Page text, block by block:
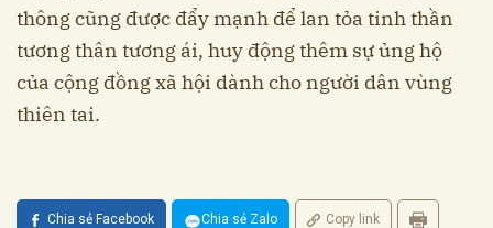
thông cũng được đẩy mạnh để lan tỏa tinh thần
tương thân tương ái, huy động thêm sự ủng hộ
của cộng đồng xã hội dành cho người dân vùng
thiên tai.
Chia sẻ Facebook Chia sẻ Zalo Copy link